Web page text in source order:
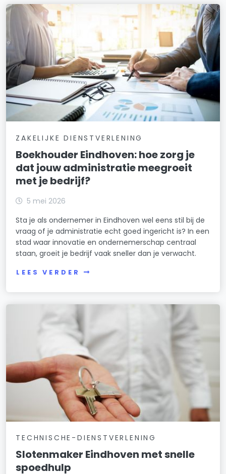
ZAKELIJKE DIENSTVERLENING
Boekhouder Eindhoven: hoe zorg je
dat jouw administratie meegroeit
met je bedrijf?
5 mei 2026
Sta je als ondernemer in Eindhoven wel eens stil bij de
vraag of je administratie echt goed ingericht is? In een
stad waar innovatie en ondernemerschap centraal
staan, groeit je bedrijf vaak sneller dan je verwacht.
LEES VERDER
TECHNISCHE-DIENSTVERLENING
Slotenmaker Eindhoven met snelle
spoedhulp